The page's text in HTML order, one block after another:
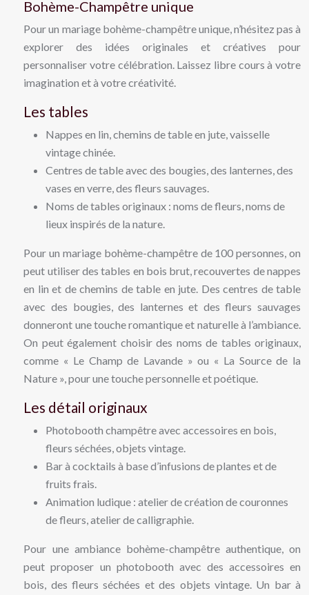
Bohème-Champêtre unique
Pour un mariage bohème-champêtre unique, n’hésitez pas à
explorer des idées originales et créatives pour
personnaliser votre célébration. Laissez libre cours à votre
imagination et à votre créativité.
Les tables
Nappes en lin, chemins de table en jute, vaisselle
vintage chinée.
Centres de table avec des bougies, des lanternes, des
vases en verre, des fleurs sauvages.
Noms de tables originaux : noms de fleurs, noms de
lieux inspirés de la nature.
Pour un mariage bohème-champêtre de 100 personnes, on
peut utiliser des tables en bois brut, recouvertes de nappes
en lin et de chemins de table en jute. Des centres de table
avec des bougies, des lanternes et des fleurs sauvages
donneront une touche romantique et naturelle à l’ambiance.
On peut également choisir des noms de tables originaux,
comme « Le Champ de Lavande » ou « La Source de la
Nature », pour une touche personnelle et poétique.
Les détail originaux
Photobooth champêtre avec accessoires en bois,
fleurs séchées, objets vintage.
Bar à cocktails à base d’infusions de plantes et de
fruits frais.
Animation ludique : atelier de création de couronnes
de fleurs, atelier de calligraphie.
Pour une ambiance bohème-champêtre authentique, on
peut proposer un photobooth avec des accessoires en
bois, des fleurs séchées et des objets vintage. Un bar à